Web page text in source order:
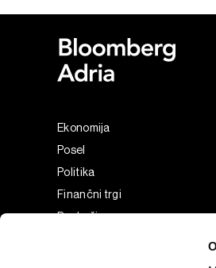
Ekonomija
Posel
Politika
Finančni trgi
Razkošje